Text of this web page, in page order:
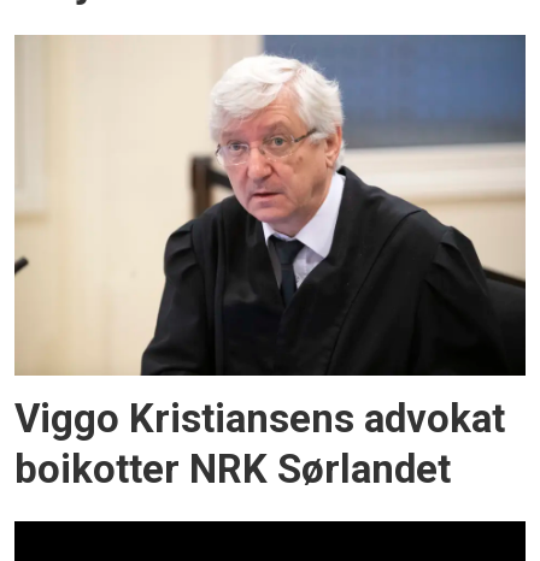
Viggo Kristiansens advokat
boikotter NRK Sørlandet